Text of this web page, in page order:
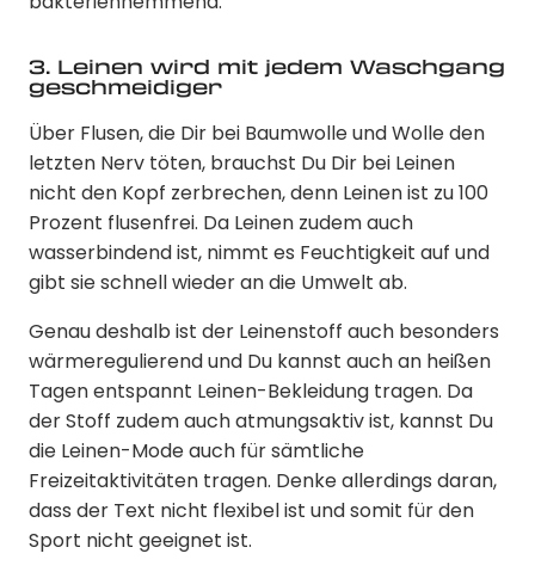
3. Leinen wird mit jedem Waschgang
geschmeidiger
Über Flusen, die Dir bei Baumwolle und Wolle den
letzten Nerv töten, brauchst Du Dir bei Leinen
nicht den Kopf zerbrechen, denn Leinen ist zu 100
Prozent flusenfrei. Da Leinen zudem auch
wasserbindend ist, nimmt es Feuchtigkeit auf und
gibt sie schnell wieder an die Umwelt ab.
Genau deshalb ist der Leinenstoff auch besonders
wärmeregulierend und Du kannst auch an heißen
Tagen entspannt Leinen-Bekleidung tragen. Da
der Stoff zudem auch atmungsaktiv ist, kannst Du
die Leinen-Mode auch für sämtliche
Freizeitaktivitäten tragen. Denke allerdings daran,
dass der Text nicht flexibel ist und somit für den
Sport nicht geeignet ist.